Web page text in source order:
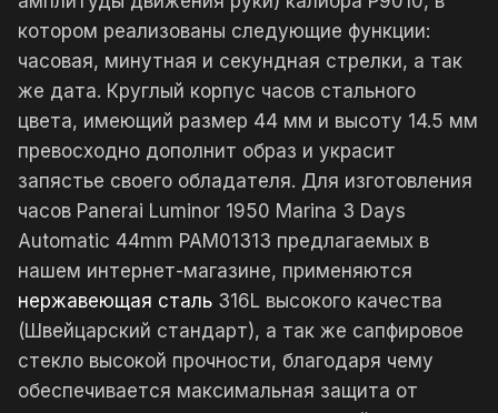
котором реализованы следующие функции:
часовая, минутная и секундная стрелки, а так
же дата. Круглый корпус часов стального
цвета, имеющий размер 44 мм и высоту 14.5 мм
превосходно дополнит образ и украсит
запястье своего обладателя. Для изготовления
часов Panerai Luminor 1950 Marina 3 Days
Automatic 44mm PAM01313 предлагаемых в
нашем интернет-магазине, применяются
нержавеющая сталь 316L высокого качества
(Швейцарский стандарт), а так же сапфировое
стекло высокой прочности, благодаря чему
обеспечивается максимальная защита от